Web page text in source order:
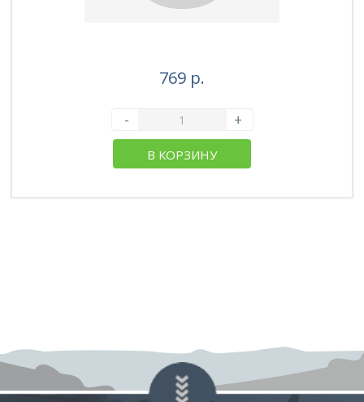
769 р.
- +
В КОРЗИНУ